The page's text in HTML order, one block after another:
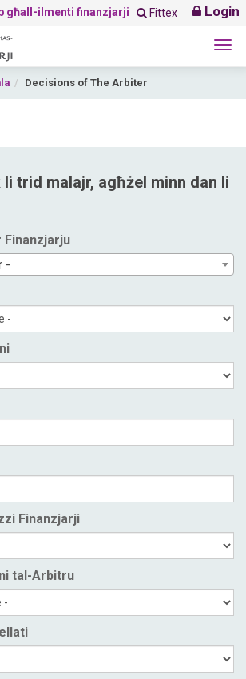
għall-ilmenti finanzjarji Fittex Login
Decisions of The Arbiter
trid malajr, agħżel minn dan li
-
Finanzjarji
tal-Arbitru